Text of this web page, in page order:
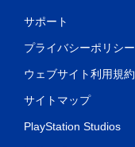
サポート
プライバシーポリシー
ウェブサイト利用規約
サイトマップ
PlayStation Studios